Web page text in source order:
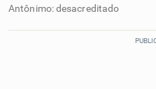
Antônimo: desacreditado